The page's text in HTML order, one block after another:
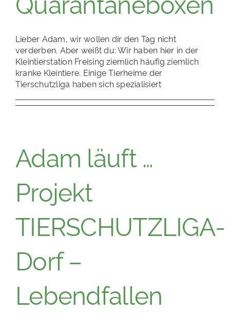
PATENSCHAFTEN
HELFER WERDEN
RATGEBER
Lieber Adam, wir wollen dir den Tag nicht
verderben. Aber weißt du: Wir haben hier in der
Kleintierstation Freising ziemlich häufig ziemlich
kranke Kleintiere. Einige Tierheime der
Tierschutzliga haben sich spezialisiert
Adam läuft …
Projekt
TIERSCHUTZLIGA-
Dorf –
Lebendfallen